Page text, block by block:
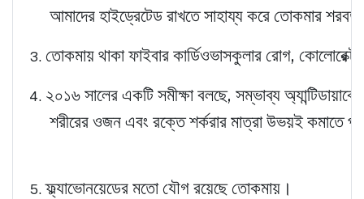
আমাদের হাইড্রেটেড রাখতে সাহায্য করে তোকমার
তোকমায় থাকা ফাইবার কার্ডিওভাসকুলার রোগ,
২০১৬ সালের একটি সমীক্ষা বলছে, সম্ভাব্য
শরীরের ওজন এবং রক্তে শর্করার মাত্রা উভয়ই কমাতে
ফ্ল্যাভোনয়েডের মতো যৌগ রয়েছে তোকমায়।